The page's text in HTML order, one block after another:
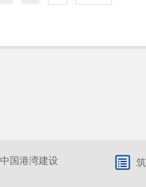
中国港湾建设